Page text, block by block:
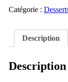
Catégorie :
Description
Description